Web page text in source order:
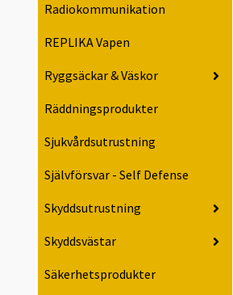
Radiokommunikation
REPLIKA Vapen
Ryggsäckar & Väskor
Räddningsprodukter
Sjukvårdsutrustning
Självförsvar - Self Defense
Skyddsutrustning
Skyddsvästar
Säkerhetsprodukter